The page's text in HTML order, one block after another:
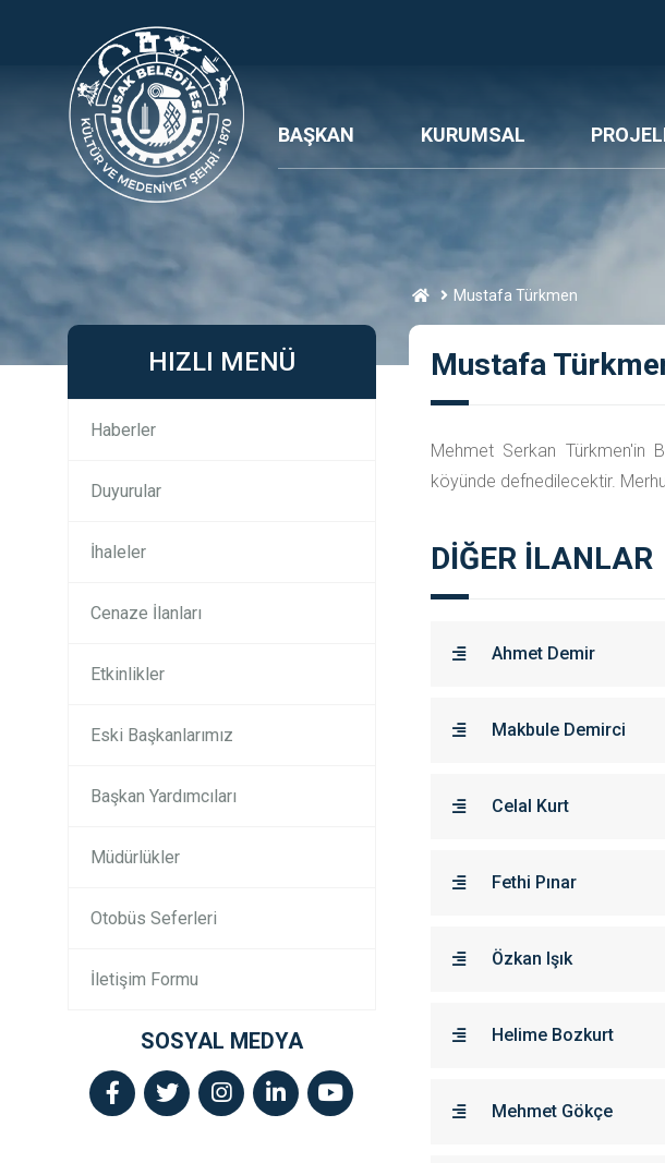
BAŞKAN KURUMSAL
Mustafa Türkmen
HIZLI MENÜ
Haberler
Duyurular
İhaleler
Cenaze İlanları
Etkinlikler
Eski Başkanlarımız
Başkan Yardımcıları
Müdürlükler
Otobüs Seferleri
İletişim Formu
SOSYAL MEDYA
Mustafa
Mehmet Serkan Türkmen'in
köyünde defnedilecektir.
DİĞER İLANLAR
Ahmet Demir
Makbule Demirci
Celal Kurt
Fethi Pınar
Özkan Işık
Helime Bozkurt
Mehmet Gökçe